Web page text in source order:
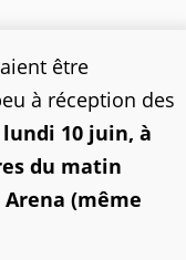
être
à réception des
lundi 10 juin, à
du matin
(même